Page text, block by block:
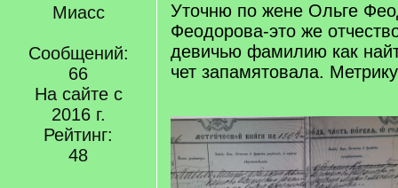
Миасс
Сообщений:
66
На сайте с
2016 г.
Рейтинг:
48
Уточню по жене Ольге
Феодорова-это же
девичью фамилию как
чет запамятовала.